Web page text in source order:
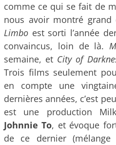
comme ce qui se fait de
nous avoir montré
Limbo est sorti l’année
convaincus, loin de là.
semaine, et City of
Trois films seulement
en compte une
dernières années, c’est
est une production
Johnnie To, et évoque
de ce dernier